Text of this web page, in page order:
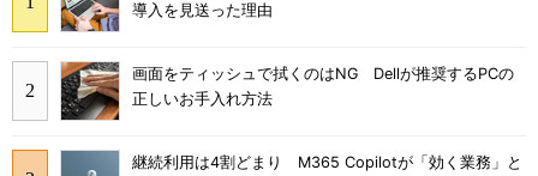
導入を見送った理由
画面をティッシュで拭くのはNG Dellが推奨するPCの
正しいお手入れ方法
継続利用は4割どまり M365 Copilotが「効く業務」と